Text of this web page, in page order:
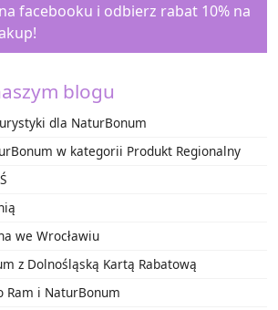
facebooku i odbierz rabat 10% na
blogu
dla NaturBonum
w kategorii Produkt Regionalny
we Wrocławiu
z Dolnośląską Kartą Rabatową
Ram i NaturBonum